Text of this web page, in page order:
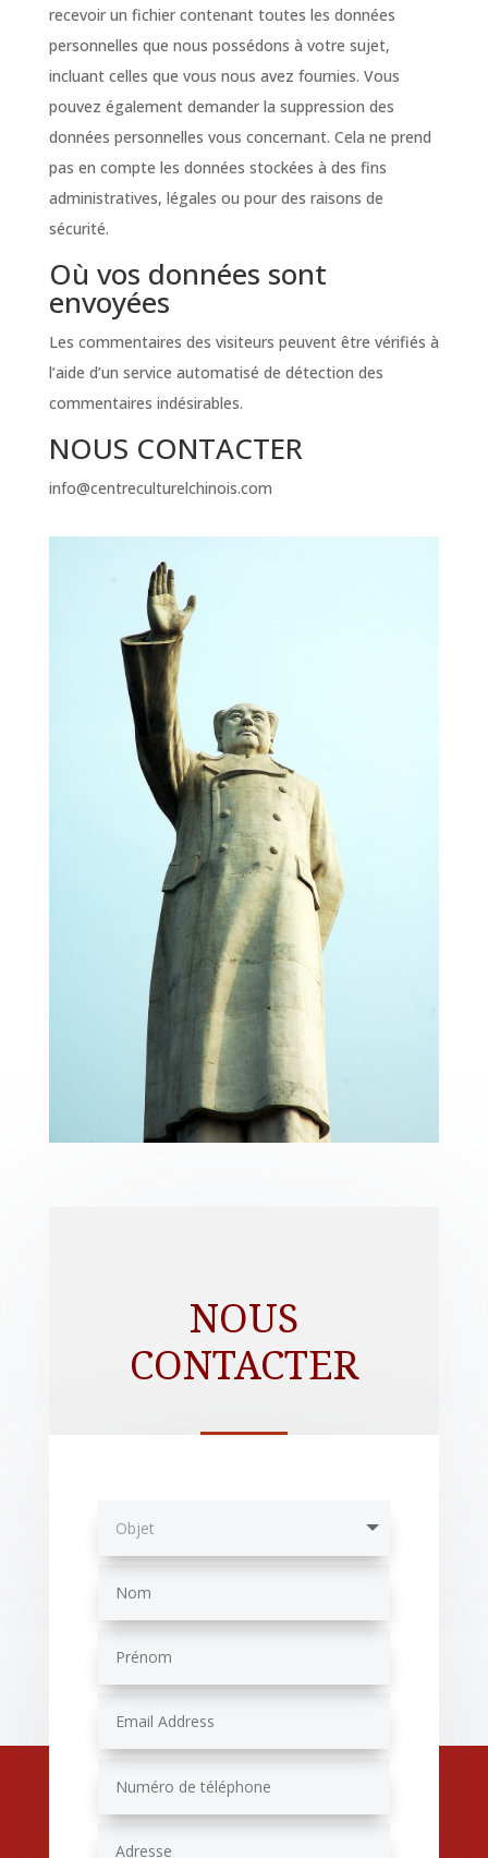
recevoir un fichier contenant toutes les données
personnelles que nous possédons à votre sujet,
incluant celles que vous nous avez fournies. Vous
pouvez également demander la suppression des
données personnelles vous concernant. Cela ne prend
pas en compte les données stockées à des fins
administratives, légales ou pour des raisons de
sécurité.
Où vos données sont
envoyées
Les commentaires des visiteurs peuvent être vérifiés à
l’aide d’un service automatisé de détection des
commentaires indésirables.
NOUS CONTACTER
info@centreculturelchinois.com
NOUS
CONTACTER